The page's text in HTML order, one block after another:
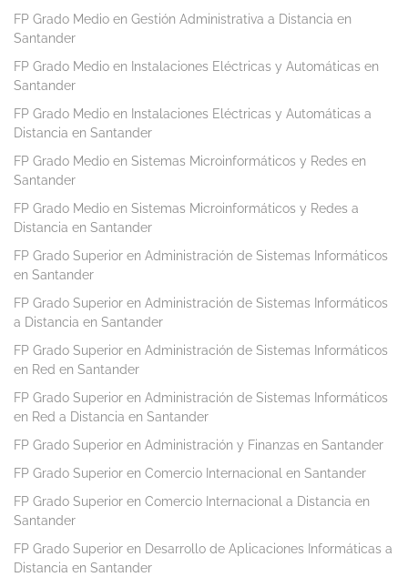
FP Grado Medio en Gestión Administrativa a Distancia en
Santander
FP Grado Medio en Instalaciones Eléctricas y Automáticas en
Santander
FP Grado Medio en Instalaciones Eléctricas y Automáticas a
Distancia en Santander
FP Grado Medio en Sistemas Microinformáticos y Redes en
Santander
FP Grado Medio en Sistemas Microinformáticos y Redes a
Distancia en Santander
FP Grado Superior en Administración de Sistemas Informáticos
en Santander
FP Grado Superior en Administración de Sistemas Informáticos
a Distancia en Santander
FP Grado Superior en Administración de Sistemas Informáticos
en Red en Santander
FP Grado Superior en Administración de Sistemas Informáticos
en Red a Distancia en Santander
FP Grado Superior en Administración y Finanzas en Santander
FP Grado Superior en Comercio Internacional en Santander
FP Grado Superior en Comercio Internacional a Distancia en
Santander
FP Grado Superior en Desarrollo de Aplicaciones Informáticas a
Distancia en Santander